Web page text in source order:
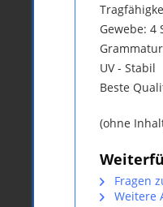
Gewebe: 4
UV - Stabil
Beste
(ohne
Fragen
Weitere